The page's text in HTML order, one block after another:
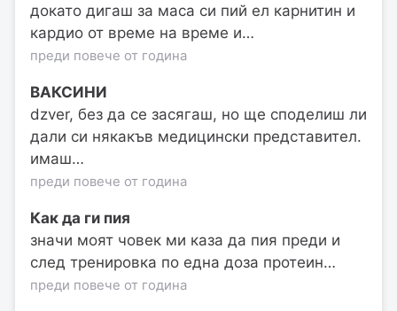
докато дигаш за маса си пий ел карнитин и
кардио от време на време и…
преди повече от година
ВАКСИНИ
dzver, без да се засягаш, но ще споделиш ли
дали си някакъв медицински представител.
имаш…
преди повече от година
Как да ги пия
значи моят човек ми каза да пия преди и
след тренировка по една доза протеин…
преди повече от година